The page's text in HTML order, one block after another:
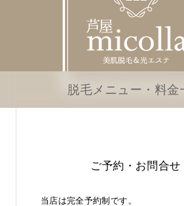
脱毛メニュー・料金
ご予約・お問合せ
当店は完全予約制です。